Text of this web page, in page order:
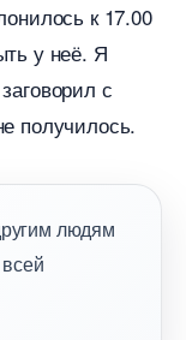
к 17.00
у неё. Я
с
получилось.
людям